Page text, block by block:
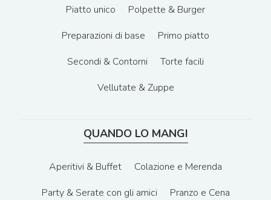
Piatto unico
Polpette & Burger
Preparazioni di base
Primo piatto
Secondi & Contorni
Torte facili
Vellutate & Zuppe
QUANDO LO MANGI
Aperitivi & Buffet
Colazione e Merenda
Party & Serate con gli amici
Pranzo e Cena